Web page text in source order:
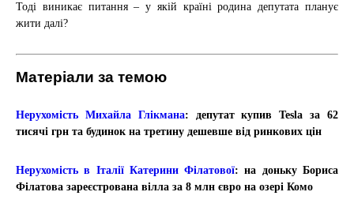
Тоді виникає питання – у якій країні родина депутата планує
жити далі?
Матеріали за темою
Нерухомість Михайла Глікмана: депутат купив Tesla за 62
тисячі грн та будинок на третину дешевше від ринкових цін
Нерухомість в Італії Катерини Філатової: на доньку Бориса
Філатова зареєстрована вілла за 8 млн євро на озері Комо